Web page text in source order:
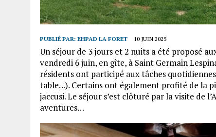
PUBLIÉ PAR: EHPAD LA FORET 10 JUIN 2025
Un séjour de 3 jours et 2 nuits a été proposé
vendredi 6 juin, en gîte, à Saint Germain
résidents ont participé aux tâches
table…). Certains ont également profité de la
jaccusi. Le séjour s’est clôturé par la visite de
aventures…